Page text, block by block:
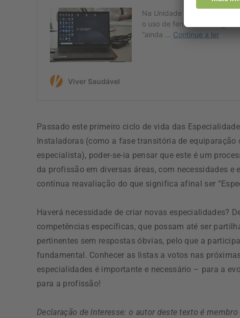
Passado este primeiro ciclo de vida das
Instaladoras (como a fase transitória de
especialista), poder-se-ia pensar que este é um
da profissão em diversas áreas, com necessidades
contínua reavaliação do que significa afinal ser
Haverá necessidade de criar novas especialidades?
competências específicas, que possam até ser
pertinentes sem respostas óbvias, pelo que a
fundamental. Conhecer as listas a votos nas
especialidades é importante e necessário – para a
para a profissão!
Declaração de Interesse: o autor deste texto é